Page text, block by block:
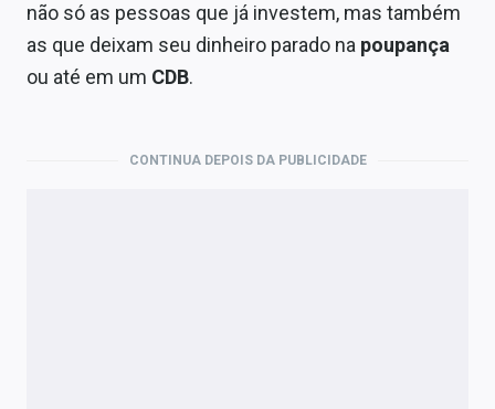
não só as pessoas que já investem, mas também
as que deixam seu dinheiro parado na poupança
ou até em um CDB.
CONTINUA DEPOIS DA PUBLICIDADE